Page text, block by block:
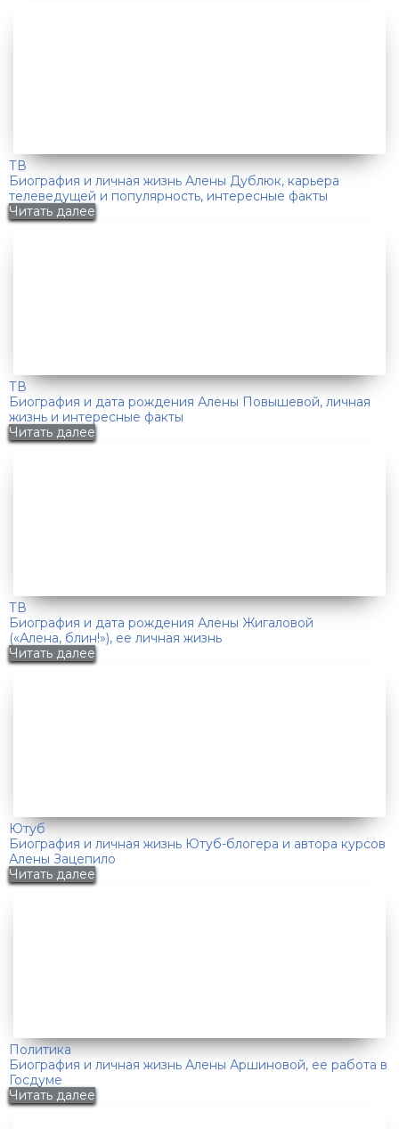
ТВ
Биография и личная жизнь Алены Дублюк, карьера
телеведущей и популярность, интересные факты
Читать далее
ТВ
Биография и дата рождения Алены Повышевой, личная
жизнь и интересные факты
Читать далее
ТВ
Биография и дата рождения Алены Жигаловой
(«Алена, блин!»), ее личная жизнь
Читать далее
Ютуб
Биография и личная жизнь Ютуб-блогера и автора курсов
Алены Зацепило
Читать далее
Политика
Биография и личная жизнь Алены Аршиновой, ее работа в
Госдуме
Читать далее